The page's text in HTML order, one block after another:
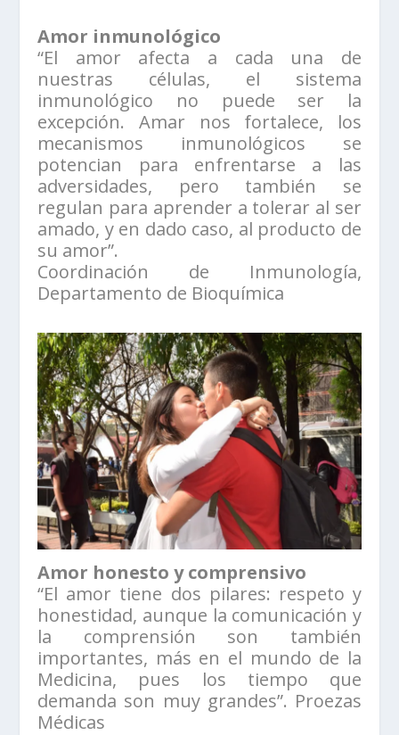
Amor inmunológico
“El amor afecta a cada una de
nuestras células, el sistema
inmunológico no puede ser la
excepción. Amar nos fortalece, los
mecanismos inmunológicos se
potencian para enfrentarse a las
adversidades, pero también se
regulan para aprender a tolerar al ser
amado, y en dado caso, al producto de
su amor”.
Coordinación de Inmunología,
Departamento de Bioquímica
Amor honesto y comprensivo
“El amor tiene dos pilares: respeto y
honestidad, aunque la comunicación y
la comprensión son también
importantes, más en el mundo de la
Medicina, pues los tiempo que
demanda son muy grandes”. Proezas
Médicas